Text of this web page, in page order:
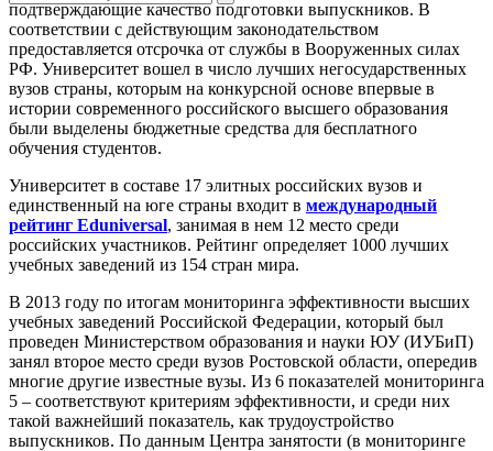
подтверждающие качество подготовки выпускников. В
соответствии с действующим законодательством
предоставляется отсрочка от службы в Вооруженных силах
РФ. Университет вошел в число лучших негосударственных
вузов страны, которым на конкурсной основе впервые в
истории современного российского высшего образования
были выделены бюджетные средства для бесплатного
обучения студентов.
Университет в составе 17 элитных российских вузов и
единственный на юге страны входит в международный
рейтинг Eduniversal, занимая в нем 12 место среди
российских участников. Рейтинг определяет 1000 лучших
учебных заведений из 154 стран мира.
В 2013 году по итогам мониторинга эффективности высших
учебных заведений Российской Федерации, который был
проведен Министерством образования и науки ЮУ (ИУБиП)
занял второе место среди вузов Ростовской области, опередив
многие другие известные вузы. Из 6 показателей мониторинга
5 – соответствуют критериям эффективности, и среди них
такой важнейший показатель, как трудоустройство
выпускников. По данным Центра занятости (в мониторинге